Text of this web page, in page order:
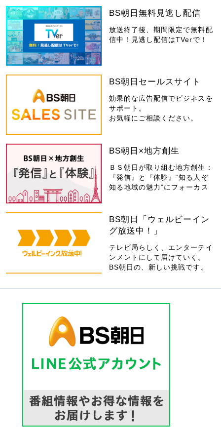
BS朝日無料見逃し配信
放送終了後、期間限定で無料配
信中！見逃し配信はTVerで！
BS朝日セールスサイト
効果的な広告配信でビジネスを
サポート。
お気軽にご相談ください。
BS朝日×地方創生
ＢＳ朝日が取り組む地方創生：
『発信』と『体験』“知る人ぞ
知る地域の魅力”にフォーカス
BS朝日「ウェルビーイン
グ放送中！」
テレビ局らしく、エンターテイ
ンメントにして届けていく。
BS朝日の、新しい挑戦です。